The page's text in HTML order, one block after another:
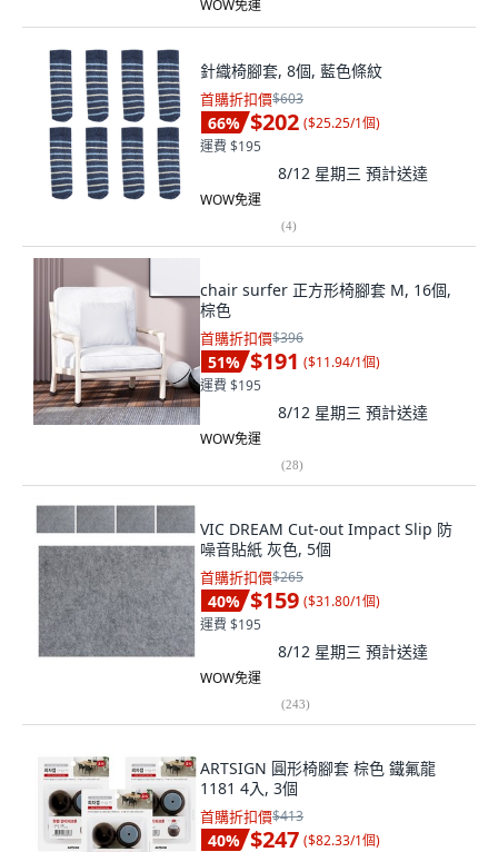
WOW免運
針織椅腳套, 8個, 藍色條紋
首購折扣價$603
66% $202 ($25.25/1個)
運費 $195
8/12 星期三 預計送達
WOW免運
(4)
chair surfer 正方形椅腳套 M, 16個,
棕色
首購折扣價$396
51% $191 ($11.94/1個)
運費 $195
8/12 星期三 預計送達
WOW免運
(28)
VIC DREAM Cut-out Impact Slip 防
噪音貼紙 灰色, 5個
首購折扣價$265
40% $159 ($31.80/1個)
運費 $195
8/12 星期三 預計送達
WOW免運
(243)
ARTSIGN 圓形椅腳套 棕色 鐵氟龍
1181 4入, 3個
首購折扣價$413
40% $247 ($82.33/1個)